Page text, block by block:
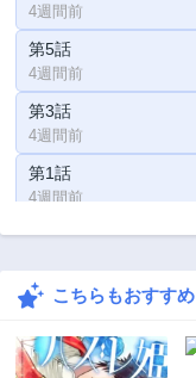
4週間前
第5話
4週間前
第3話
4週間前
第1話
4週間前
こちらもおすすめ